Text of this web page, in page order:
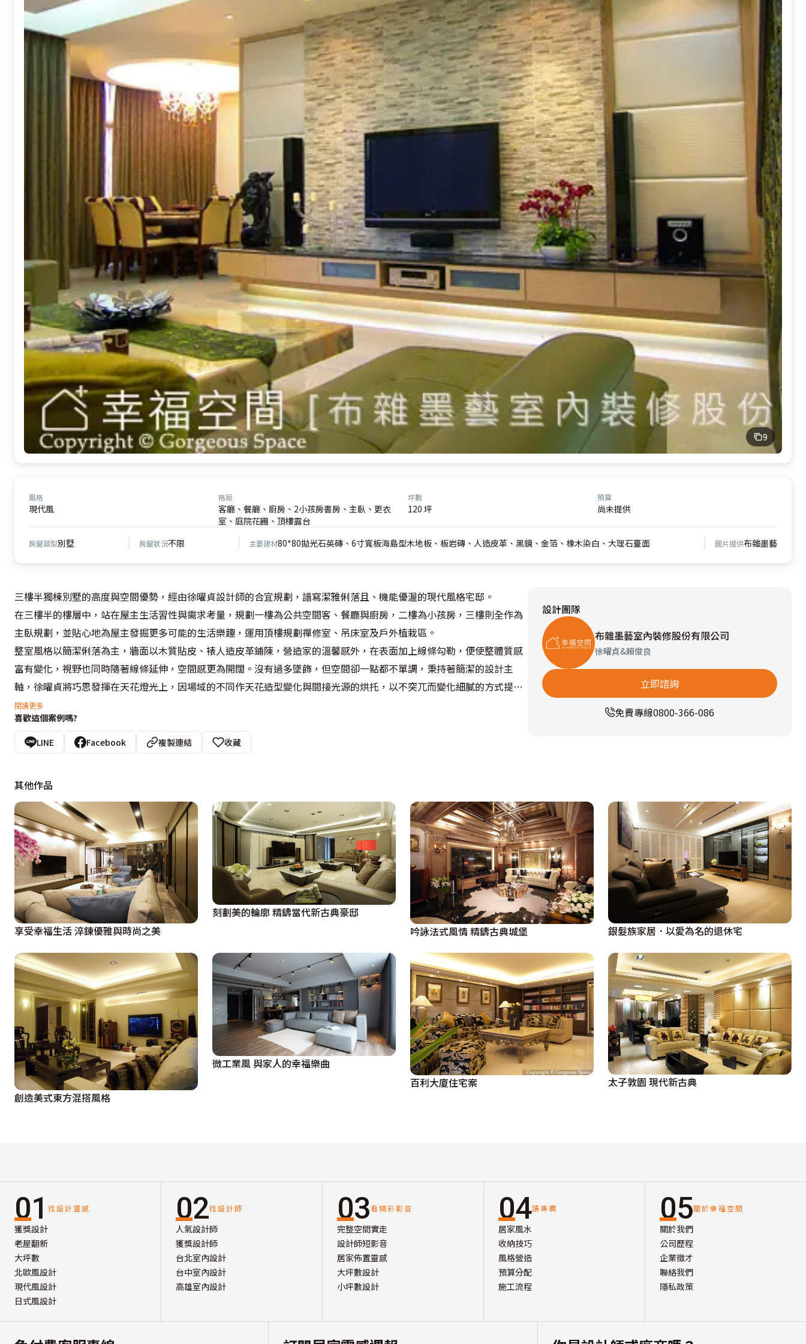
9
風格
現代風
格局
客廳、餐廳、廚房、2小孩房書房、主臥、更衣
室、庭院花圃、頂樓露台
坪數
120 坪
預算
尚未提供
房屋類型別墅 房屋狀況不限 主要建材80*80拋光石英磚、6寸寬板海島型木地板、板岩磚、人造皮革、黑鏡、金箔、橡木染白、大理石臺面 圖片提供布雜墨藝
三樓半獨棟別墅的高度與空間優勢，經由徐曜貞設計師的合宜規劃，譜寫潔雅俐落且、機能優渥的現代風格宅邸。
在三樓半的樓層中，站在屋主生活習性與需求考量，規劃一樓為公共空間客、餐廳與廚房，二樓為小孩房，三樓則全作為
主臥規劃，並貼心地為屋主發掘更多可能的生活樂趣，運用頂樓規劃禪修室、吊床室及戶外植栽區。
整室風格以簡潔俐落為主，牆面以木質貼皮、裱人造皮革鋪陳，營造家的溫馨感外，在表面加上線條勾勒，便使整體質感
富有變化，視野也同時隨著線條延伸，空間感更為開闊。沒有過多墜飾，但空間卻一點都不單調，秉持著簡潔的設計主
軸，徐曜貞將巧思發揮在天花燈光上，因場域的不同作天花造型變化與間接光源的烘托，以不突兀而變化細膩的方式提升
整體空間質感。
閱讀更多
喜歡這個案例嗎?
LINE Facebook 複製連結 收藏
設計團隊
布雜墨藝室內裝修股份有限公司
徐曜貞&賴俊良
立即諮詢
免費專線0800-366-086
其他作品
享受幸福生活 淬鍊優雅與時尚之美
刻劃美的輪廓 精鑄當代新古典豪邸
吟詠法式風情 精鑄古典城堡
銀髮族家居．以愛為名的退休宅
創造美式東方混搭風格
微工業風 與家人的幸福樂曲
百利大廈住宅案
太子敦園 現代新古典
01 找設計靈感
獲獎設計
老屋翻新
大坪數
北歐風設計
現代風設計
日式風設計
02找設計師
人氣設計師
獲獎設計師
台北室內設計
台中室內設計
高雄室內設計
03看精彩影音
完整空間實走
設計師短影音
居家佈置靈感
大坪數設計
小坪數設計
04讀專欄
居家風水
收納技巧
風格營造
預算分配
施工流程
05關於幸福空間
關於我們
公司歷程
企業徵才
聯絡我們
隱私政策